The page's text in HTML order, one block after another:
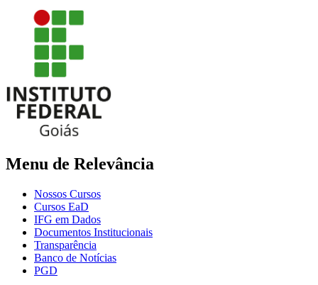
Menu de Relevância
Nossos Cursos
Cursos EaD
IFG em Dados
Documentos Institucionais
Transparência
Banco de Notícias
PGD